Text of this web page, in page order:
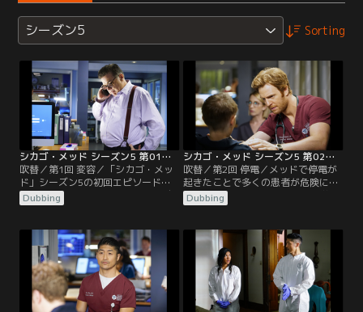
シーズン5 Sorting
シカゴ・メッド シーズン5 第01話／吹替
吹替／第1回 変容／「シカゴ・メッ
ド」シーズン5の初回エピソードで
は、ウィルとナタリーが恐ろしい自
動車事故の後遺症に直面し、命がけ
ーズ医師の父親コーネリアス・ロー
ズの死についての調査が始まる。マ
ギーは生活が一変する知らせを受け
取る。チャールズ医師は新婚旅行を
途中で切り上げ、統合失調症の疑い
がある若い患者を担当する。
Dubbing
シカゴ・メッド シーズン5 第02話／吹替
吹替／第2回 停電／メッドで停電が
起きたことで多くの患者が危険に晒
され、スタッフたちと熱心な医学生
の腕が試される。ナタリーは頭部外
プリルは、自分たちの将来の計画に
ついて考える。
Dubbing